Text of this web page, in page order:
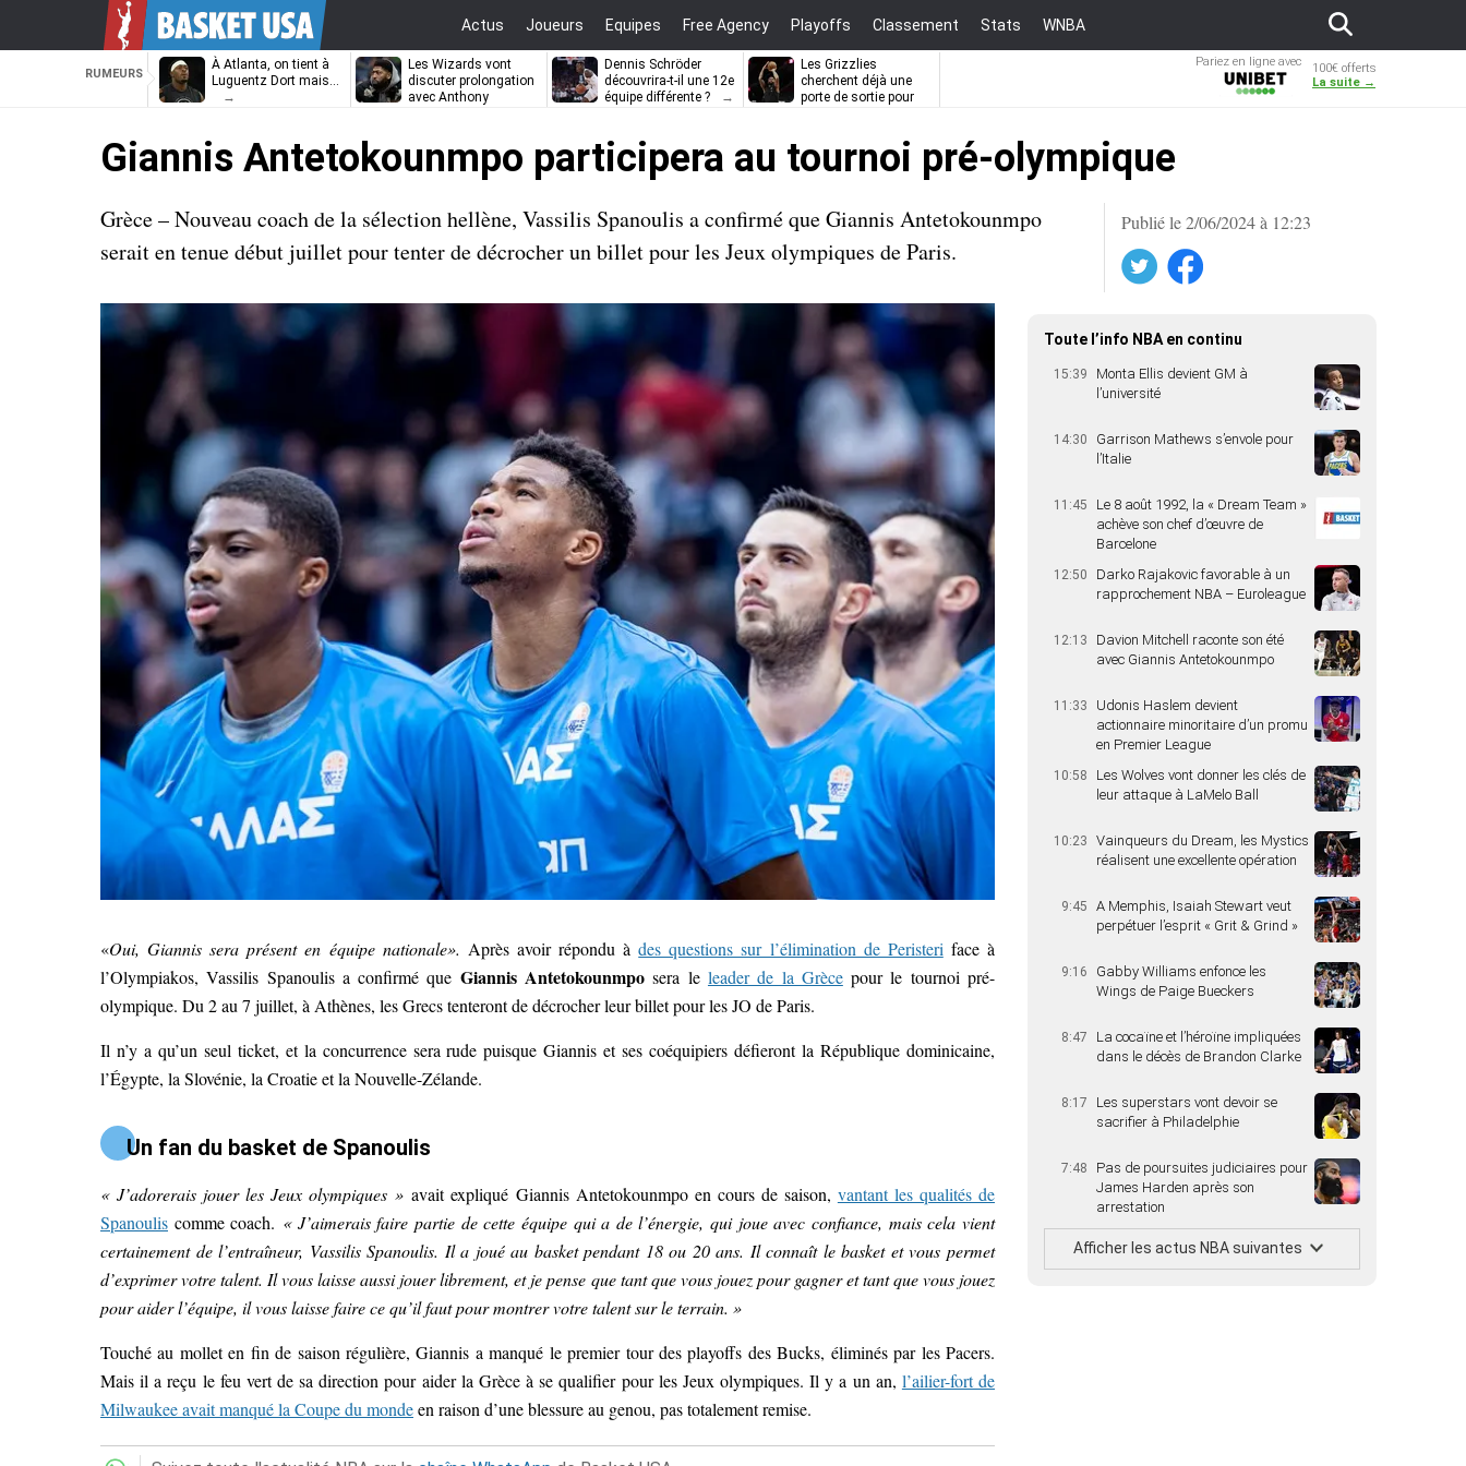
Actus Joueurs Equipes Free Agency Playoffs Classement Stats WNBA
RUMEURS
À Atlanta, on tient à
Luguentz Dort mais…
Les Wizards vont
discuter prolongation
avec Anthony
Dennis Schröder
découvrira-t-il une 12e
équipe différente ?
Les Grizzlies
cherchent déjà une
porte de sortie pour
Pariez en ligne avec
100€ offerts
La suite →
Giannis Antetokounmpo participera au tournoi pré-olympique
Publié le 2/06/2024 à 12:23
Facebook
Grèce – Nouveau coach de la sélection hellène, Vassilis Spanoulis a confirmé que Giannis Antetokounmpo
serait en tenue début juillet pour tenter de décrocher un billet pour les Jeux olympiques de Paris.
«Oui, Giannis sera présent en équipe nationale». Après avoir répondu àdes questions sur l’élimination de Peristeri face à
l’Olympiakos, Vassilis Spanoulis a confirmé que Giannis Antetokounmpo sera le leader de la Grècepour le tournoi pré-
olympique. Du 2 au 7 juillet, à Athènes, les Grecs tenteront de décrocher leur billet pour les JO de Paris.
Il n’y a qu’un seul ticket, et la concurrence sera rude puisque Giannis et ses coéquipiers défieront la République dominicaine,
l’Égypte, la Slovénie, la Croatie et la Nouvelle-Zélande.
Un fan du basket de Spanoulis
« J’adorerais jouer les Jeux olympiques » avait expliqué Giannis Antetokounmpo en cours de saison, vantant les qualités de
Spanoulis comme coach. « J’aimerais faire partie de cette équipe qui a de l’énergie, qui joue avec confiance, mais cela vient
certainement de l’entraîneur, Vassilis Spanoulis. Il a joué au basket pendant 18 ou 20 ans. Il connaît le basket et vous permet
d’exprimer votre talent. Il vous laisse aussi jouer librement, et je pense que tant que vous jouez pour gagner et tant que vous jouez
pour aider l’équipe, il vous laisse faire ce qu’il faut pour montrer votre talent sur le terrain. »
Touché au mollet en fin de saison régulière, Giannis a manqué le premier tour des playoffs des Bucks, éliminés par les Pacers.
Mais il a reçu le feu vert de sa direction pour aider la Grèce à se qualifier pour les Jeux olympiques. Il y a un an, l’ailier-fort de
Milwaukee avait manqué la Coupe du mondeen raison d’une blessure au genou, pas totalement remise.
Toute l’info NBA en continu
15:39
Monta Ellis devient GM à
l’université
14:30
Garrison Mathews s’envole pour
l’Italie
11:45
Le 8 août 1992, la « Dream Team »
achève son chef d’œuvre de
Barcelone
12:50
Darko Rajakovic favorable à un
rapprochement NBA – Euroleague
12:13
Davion Mitchell raconte son été
avec Giannis Antetokounmpo
11:33
Udonis Haslem devient
actionnaire minoritaire d’un promu
en Premier League
10:58
Les Wolves vont donner les clés de
leur attaque à LaMelo Ball
10:23
Vainqueurs du Dream, les Mystics
réalisent une excellente opération
9:45
A Memphis, Isaiah Stewart veut
perpétuer l’esprit « Grit & Grind »
9:16
Gabby Williams enfonce les
Wings de Paige Bueckers
8:47
La cocaïne et l’héroïne impliquées
dans le décès de Brandon Clarke
8:17
Les superstars vont devoir se
sacrifier à Philadelphie
7:48
Pas de poursuites judiciaires pour
James Harden après son
arrestation
Afficher les actus NBA suivantes